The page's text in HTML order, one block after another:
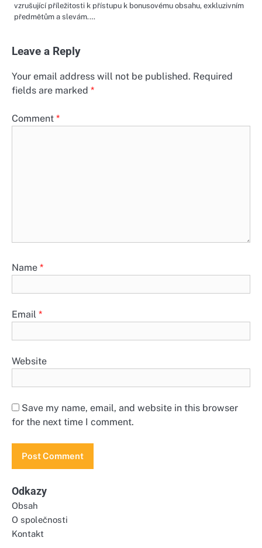
vzrušující příležitosti k přístupu k bonusovému obsahu, exkluzivním
předmětům a slevám.…
Leave a Reply
Your email address will not be published. Required
fields are marked *
Comment *
Name *
Email *
Website
Save my name, email, and website in this browser
for the next time I comment.
Odkazy
Obsah
O společnosti
Kontakt